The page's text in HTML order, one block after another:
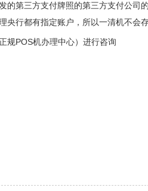
的第三方支付牌照的第三方支付公司
行都有指定账户，所以一清机不会
规POS机办理中心）进行咨询